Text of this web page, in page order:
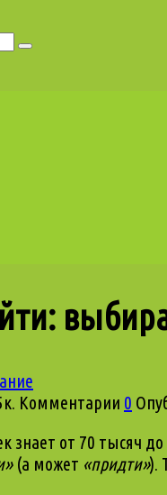
Комментарии 0
знает от 70 тысяч
(а может «придти»).